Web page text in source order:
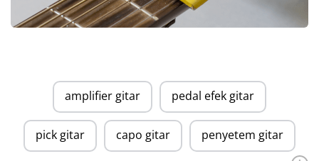
amplifier gitar pedal efek gitar
pick gitar capo gitar penyetem gitar